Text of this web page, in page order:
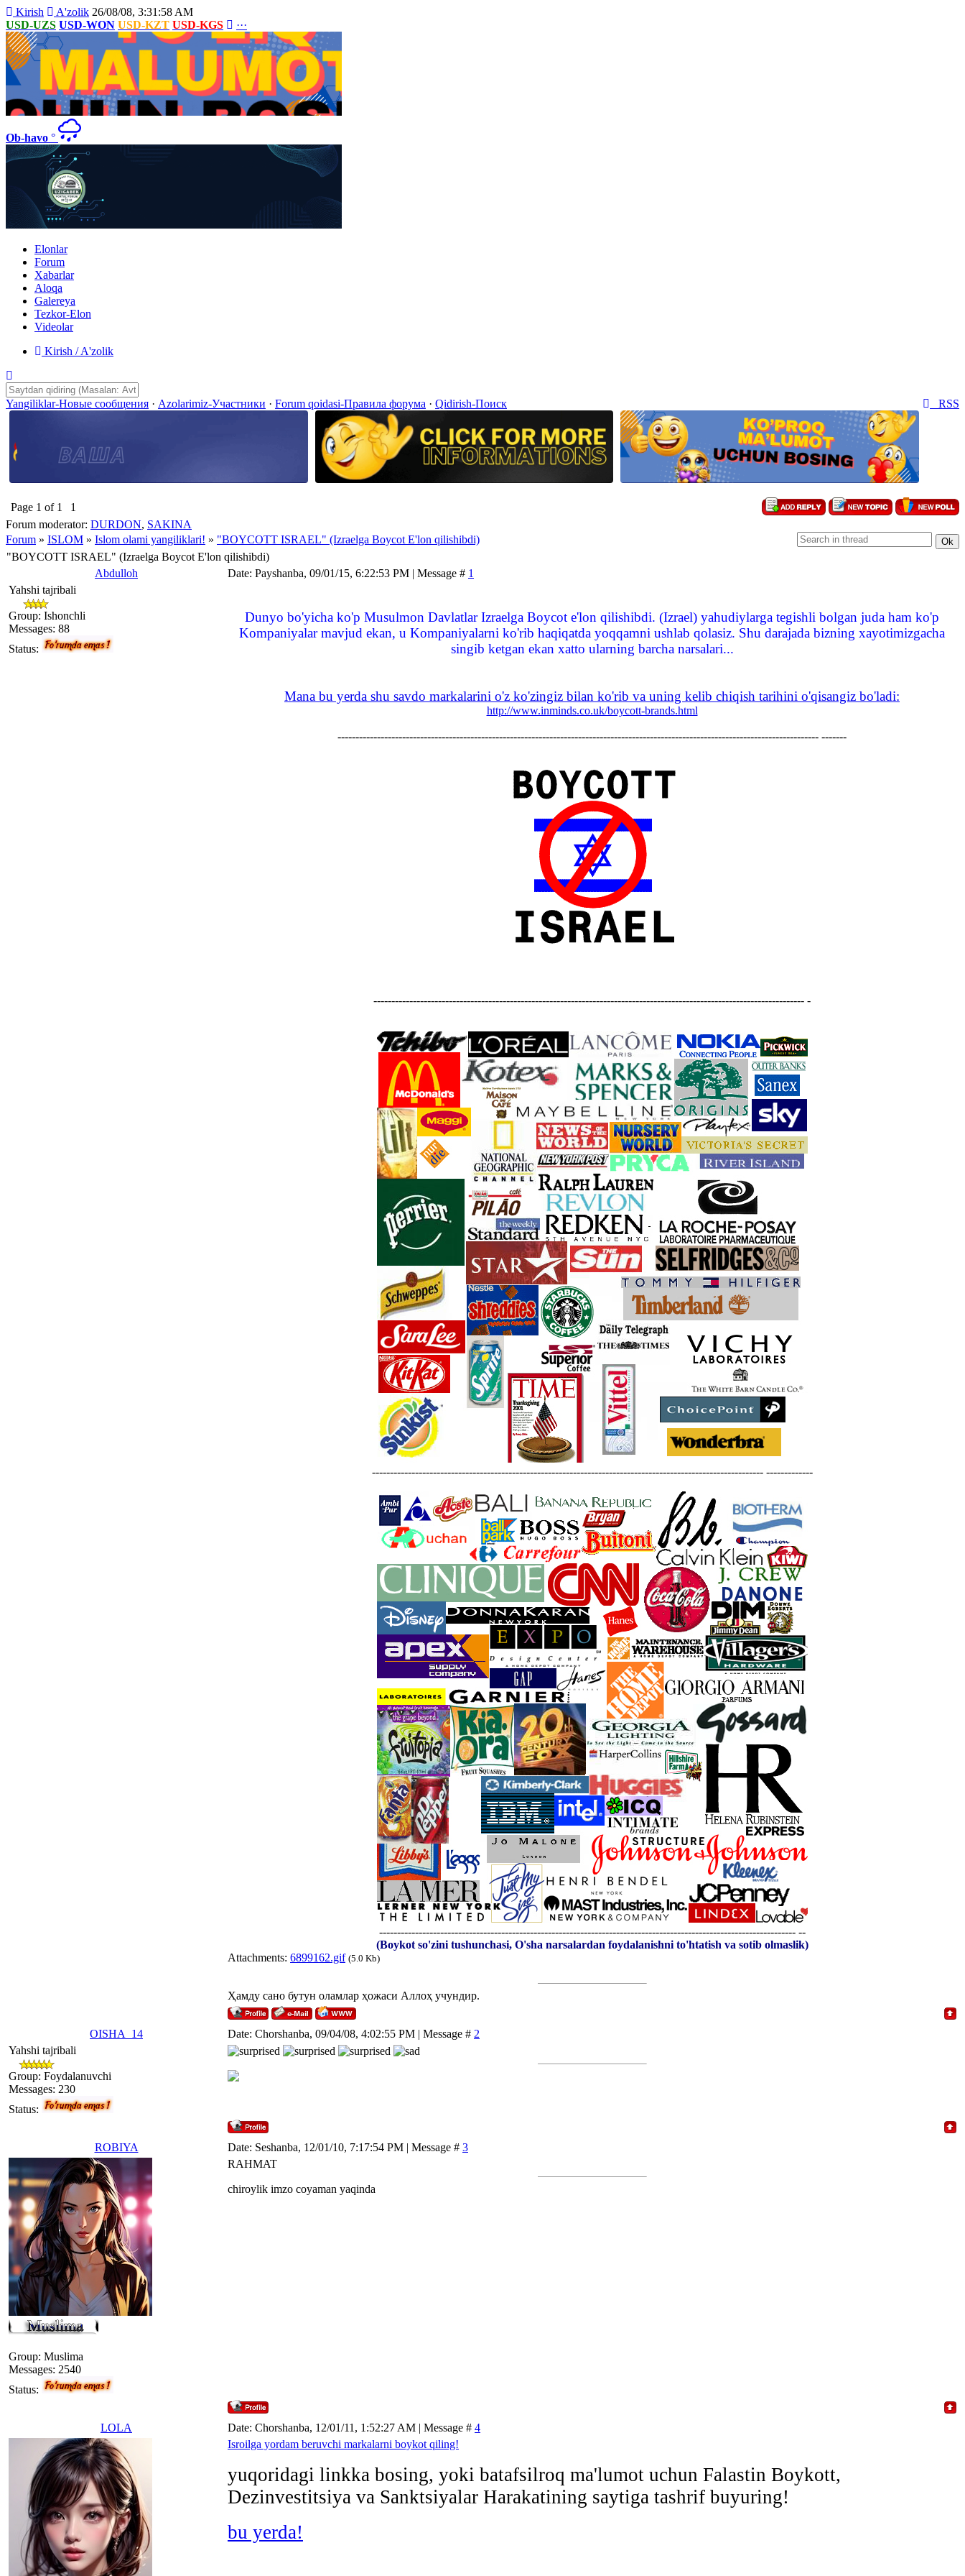
Kirish A'zolik 26/08/08, 3:31:58 AM
USD-UZS USD-WON USD-KZT USD-KGS ···
Ob-havo °
Elonlar
Forum
Xabarlar
Aloqa
Galereya
Tezkor-Elon
Videolar
Kirish / A'zolik
RSS
Yangiliklar-Новые сообщения · Azolarimiz-Участники · Forum qoidasi-Правила форума · Qidirish-Поиск
Page 1 of 1
1
Forum moderator: DURDON, SAKINA
Forum » ISLOM » Islom olami yangiliklari! » "BOYCOTT ISRAEL" (Izraelga Boycot E'lon qilishibdi)
"BOYCOTT ISRAEL" (Izraelga Boycot E'lon qilishibdi)
Abdulloh
Date: Payshanba, 09/01/15, 6:22:53 PM | Message # 1
Yahshi tajribali
Group: Ishonchli
Messages: 88
Status:
Dunyo bo'yicha ko'p Musulmon Davlatlar Izraelga Boycot e'lon qilishibdi. (Izrael) yahudiylarga tegishli bolgan juda ham ko'p
Kompaniyalar mavjud ekan, u Kompaniyalarni ko'rib haqiqatda yoqqamni ushlab qolasiz. Shu darajada bizning xayotimizgacha
singib ketgan ekan xatto ularning barcha narsalari...
Mana bu yerda shu savdo markalarini o'z ko'zingiz bilan ko'rib va uning kelib chiqish tarihini o'qisangiz bo'ladi:
http://www.inminds.co.uk/boycott-brands.html
-------------------------------------------------------------------------------------------------------------------------------------- -------
------------------------------------------------------------------------------------------------------------------------ -
------------------------------------------------------------------------------------------------------------- -------------
-------------------------------------------------------------------------------------------------------------------- --
(Boykot so'zini tushunchasi, O'sha narsalardan foydalanishni to'htatish va sotib olmaslik)
Attachments: 6899162.gif (5.0 Kb)
Ҳамду сано бутун оламлар ҳожаси Аллоҳ учундир.
OISHA_14 Date: Chorshanba, 09/04/08, 4:02:55 PM | Message # 2
Yahshi tajribali
Group: Foydalanuvchi
Messages: 230
Status:
ROBIYA Date: Seshanba, 12/01/10, 7:17:54 PM | Message # 3
Group: Muslima
Messages: 2540
Status:
RAHMAT
chiroylik imzo coyaman yaqinda
LOLA Date: Chorshanba, 12/01/11, 1:52:27 AM | Message # 4
Isroilga yordam beruvchi markalarni boykot qiling!
yuqoridagi linkka bosing, yoki batafsilroq ma'lumot uchun Falastin Boykott,
Dezinvestitsiya va Sanktsiyalar Harakatining saytiga tashrif buyuring!
bu yerda!